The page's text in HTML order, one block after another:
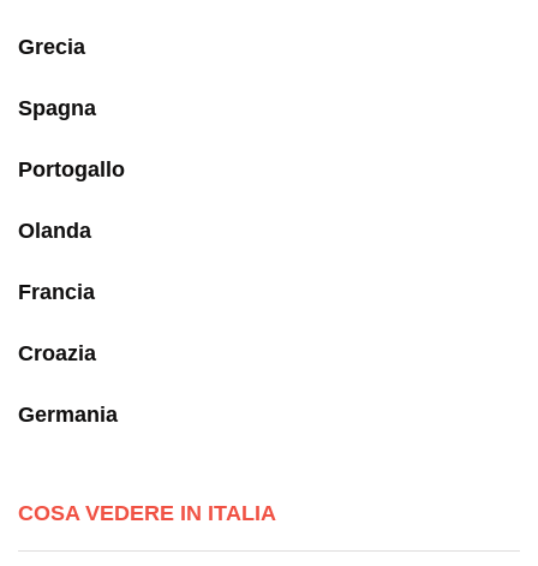
Grecia
Spagna
Portogallo
Olanda
Francia
Croazia
Germania
COSA VEDERE IN ITALIA